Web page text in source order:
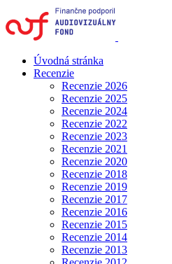
Úvodná stránka
Recenzie
Recenzie 2026
Recenzie 2025
Recenzie 2024
Recenzie 2022
Recenzie 2023
Recenzie 2021
Recenzie 2020
Recenzie 2018
Recenzie 2019
Recenzie 2017
Recenzie 2016
Recenzie 2015
Recenzie 2014
Recenzie 2013